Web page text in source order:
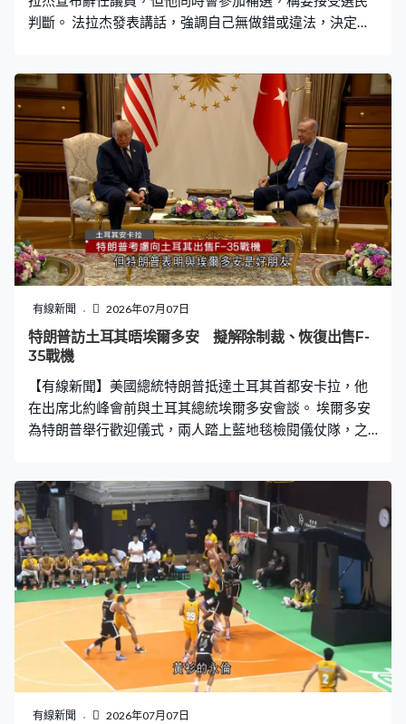
判斷。 法拉杰發表講話，強調自己無做錯或違法，決定在
支。英國首相施紀賢批評法拉杰因陷入絕境才放手一搏。
法拉杰被指未有申報一筆來自改革黨金主的500萬英鎊巨
額捐款，近期面臨調查。法拉杰否認指控，稱自己遭到政
治打壓，並批評傳媒騷擾家人。
有線新聞 2026年07月07日
特朗普訪土耳其晤埃爾多安 擬解除制裁、恢復出售F-
35戰機
【有線新聞】美國總統特朗普抵達土耳其首都安卡拉，他
在出席北約峰會前與土耳其總統埃爾多安會談。 埃爾多安
為特朗普舉行歡迎儀式，兩人踏上藍地毯檢閱儀仗隊，之
朋友，計劃解除土耳其因購買俄羅斯防空系統而被華府施
加的制裁措施，特朗普將決定是否向對方出售戰機。他同
時在會上重申格陵蘭島應由美國掌控而非丹麥，又指對北
約感到失望，會檢討是否要撤走駐歐美軍。
有線新聞 2026年07月07日